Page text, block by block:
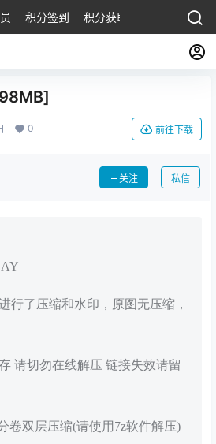
积分签到 积分获取
0 前往下载
关注 私信
行了压缩和水印，原图无压缩，
请切勿在线解压 链接失效请留
卷双层压缩(请使用7z软件解压)